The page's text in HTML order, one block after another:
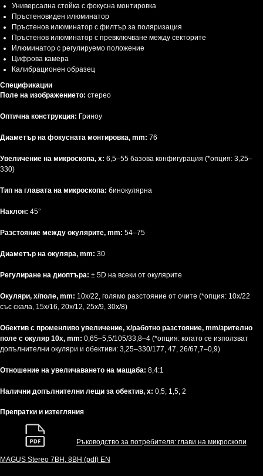
Универсална стойка с фокусна монтировка
Пръстеновиден илюминатор
Пръстенов илюминатор с филтър за поляризация
Пръстенов илюминатор с превключване между секторите
Илюминатор с регулируемо положение
Цифрова камера
Калибрационен образец
Спецификации
Поле на изображението: стерео
Оптична конструкция: Гриноу
Диаметър на фокусната монтировка, mm: 76
Увеличение на микроскопа, х: 6,5–55 базова конфигурация (*опция: 3,25–
330)
Тип на главата на микроскопа: бинокулярна
Наклон: 45°
Разстояние между окулярите, mm: 54–75
Диаметър на окуляра, mm: 30
Регулиране на диоптъра: ± 5D на всеки от окулярите
Окуляри, x/поле, mm: 10x/22, голямо разстояние от очите (*опция: 10x/22
със скала, 15x/16, 20x/12, 25x/9, 30x/8)
Обектив с променливо увеличение, x/работно разстояние, mm/зрително
поле с окуляр 10x, mm: 0,65–5,5/105/33,8–4 (*опция: когато се използват
допълнителни окуляри и обективи: 3,25–330/177, 47, 26/67,7–0,9)
Отношение на увеличаването на мащаба: 8,4:1
Налични допълнителни лещи за обектив, x: 0,5; 1,5; 2
Препратки и изтегляния
Ръководство за потребителя: глави на микроскопи
MAGUS Stereo 7BH, 8BH (pdf) EN